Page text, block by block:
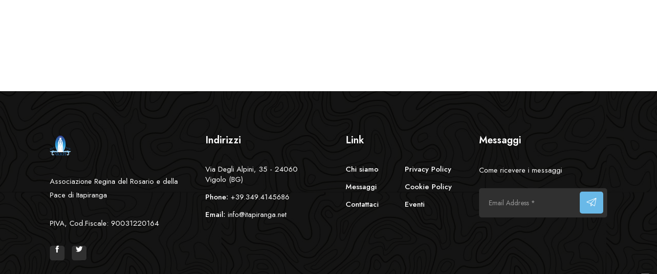
Associazione Regina del Rosario e della
Pace di Itapiranga
PIVA, Cod.Fiscale: 90031220164
Indirizzi
Via Degli Alpini, 35 - 24060
Vigolo (BG)
Phone: +39.349.4145686
Email: info@itapiranga.net
Link
Chi siamo
Messaggi
Contattaci
Privacy Policy
Cookie Policy
Eventi
Messaggi
Come ricevere i messaggi